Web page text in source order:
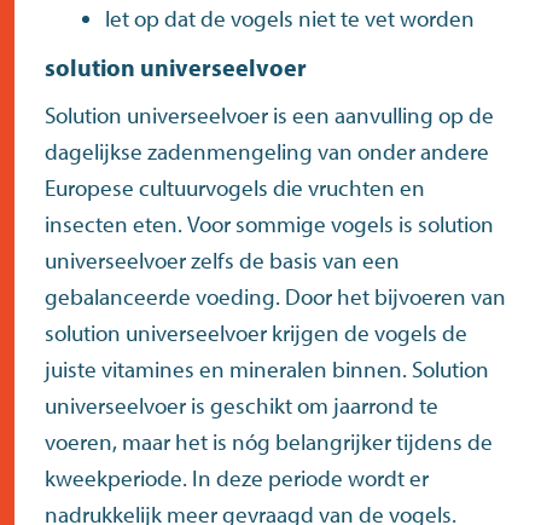
let op dat de vogels niet te vet worden
solution universeelvoer
Solution universeelvoer is een aanvulling op de
dagelijkse zadenmengeling van onder andere
Europese cultuurvogels die vruchten en
insecten eten. Voor sommige vogels is solution
universeelvoer zelfs de basis van een
gebalanceerde voeding. Door het bijvoeren van
solution universeelvoer krijgen de vogels de
juiste vitamines en mineralen binnen. Solution
universeelvoer is geschikt om jaarrond te
voeren, maar het is nóg belangrijker tijdens de
kweekperiode. In deze periode wordt er
nadrukkelijk meer gevraagd van de vogels.